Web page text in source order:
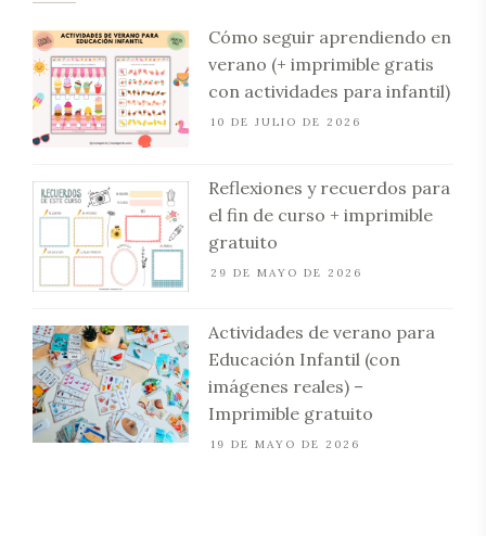
Cómo seguir aprendiendo en
verano (+ imprimible gratis
con actividades para infantil)
10 DE JULIO DE 2026
Reflexiones y recuerdos para
el fin de curso + imprimible
gratuito
29 DE MAYO DE 2026
Actividades de verano para
Educación Infantil (con
imágenes reales) –
Imprimible gratuito
19 DE MAYO DE 2026